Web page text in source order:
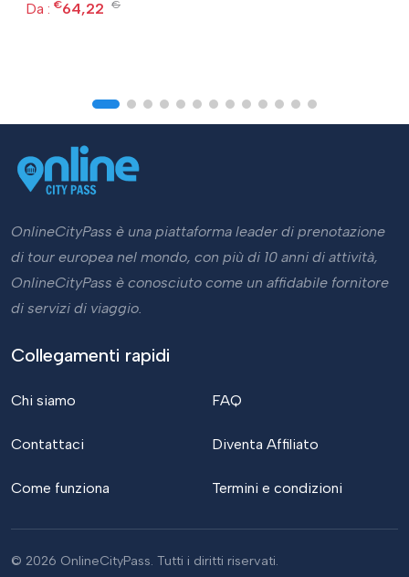
Da : €64,22 €
OnlineCityPass è una piattaforma leader di prenotazione
di tour europea nel mondo, con più di 10 anni di attività,
OnlineCityPass è conosciuto come un affidabile fornitore
di servizi di viaggio.
Collegamenti rapidi
Chi siamo
Contattaci
Come funziona
FAQ
Diventa Affiliato
Termini e condizioni
© 2026 OnlineCityPass. Tutti i diritti riservati.